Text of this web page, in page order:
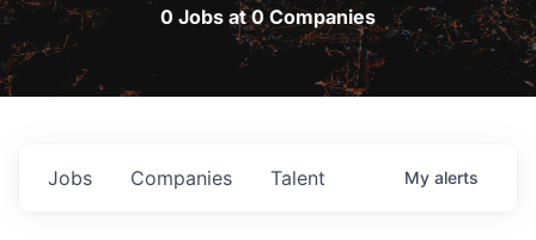
0 Jobs at 0 Companies
Jobs Companies Talent My alerts